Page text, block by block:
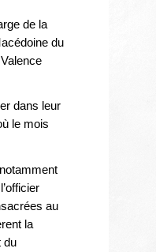
de la
du
dans leur
le mois
au
la
du